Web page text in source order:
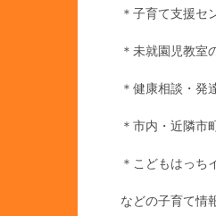
＊子育て支援セ
＊未就園児教室
＊健康相談・発
＊市内・近隣市
＊こどもはっち
などの子育て情